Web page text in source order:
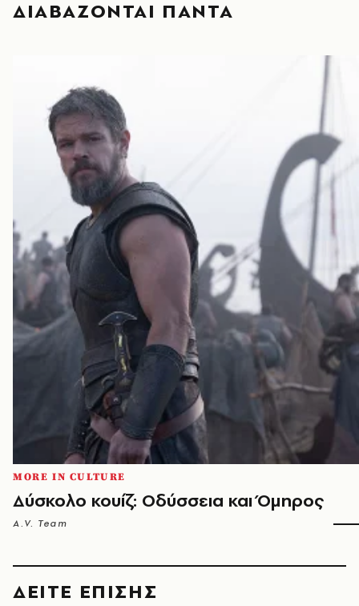
ΔΙΑΒΑΖΟΝΤΑΙ ΠΑΝΤΑ
MORE IN CULTURE
Δύσκολο κουίζ: Οδύσσεια και Όμηρος
A.V. Team
ΔΕΙΤΕ ΕΠΙΣΗΣ